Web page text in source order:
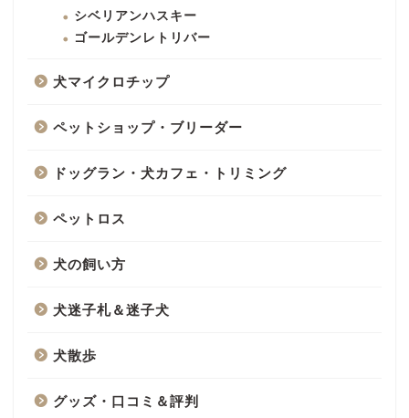
シベリアンハスキー
ゴールデンレトリバー
犬マイクロチップ
ペットショップ・ブリーダー
ドッグラン・犬カフェ・トリミング
ペットロス
犬の飼い方
犬迷子札＆迷子犬
犬散歩
グッズ・口コミ＆評判